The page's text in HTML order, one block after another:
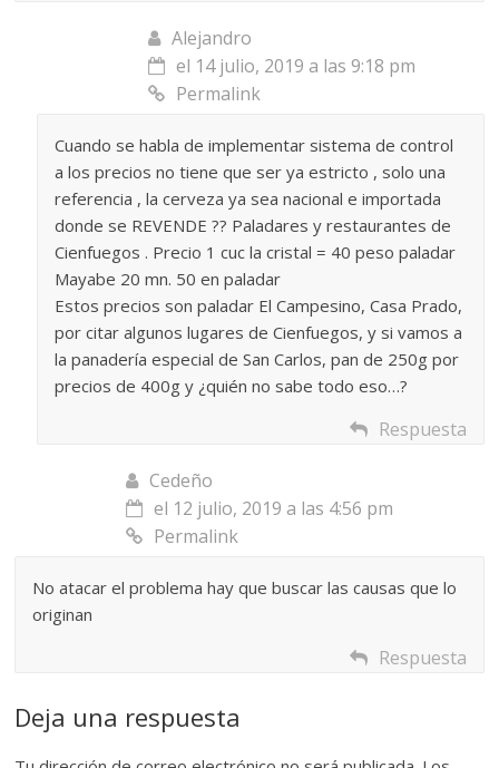
Alejandro
el 14 julio, 2019 a las 9:18 pm
Permalink
Cuando se habla de implementar sistema de control
a los precios no tiene que ser ya estricto , solo una
referencia , la cerveza ya sea nacional e importada
donde se REVENDE ?? Paladares y restaurantes de
Cienfuegos . Precio 1 cuc la cristal = 40 peso paladar
Mayabe 20 mn. 50 en paladar
Estos precios son paladar El Campesino, Casa Prado,
por citar algunos lugares de Cienfuegos, y si vamos a
la panadería especial de San Carlos, pan de 250g por
precios de 400g y ¿quién no sabe todo eso…?
Respuesta
Cedeño
el 12 julio, 2019 a las 4:56 pm
Permalink
No atacar el problema hay que buscar las causas que lo
originan
Respuesta
Deja una respuesta